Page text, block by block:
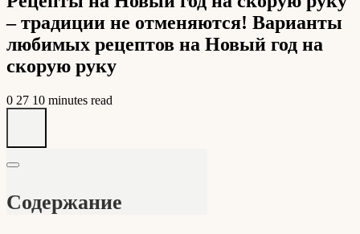
– традиции не отменяются! Варианты
любимых рецептов на Новый год на
скорую руку
0 27 10 minutes read
Содержание